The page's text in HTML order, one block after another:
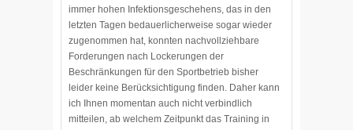
immer hohen Infektionsgeschehens, das in den
letzten Tagen bedauerlicherweise sogar wieder
zugenommen hat, konnten nachvollziehbare
Forderungen nach Lockerungen der
Beschränkungen für den Sportbetrieb bisher
leider keine Berücksichtigung finden. Daher kann
ich Ihnen momentan auch nicht verbindlich
mitteilen, ab welchem Zeitpunkt das Training in